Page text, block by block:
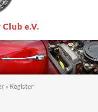
e.V.
» Register